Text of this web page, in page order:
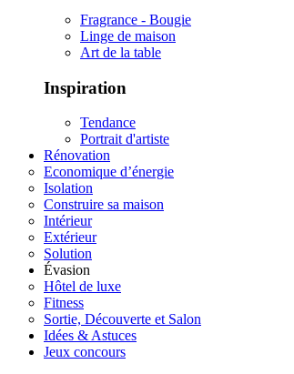
Fragrance - Bougie
Linge de maison
Art de la table
Inspiration
Tendance
Portrait d'artiste
Rénovation
Economique d’énergie
Isolation
Construire sa maison
Intérieur
Extérieur
Solution
Évasion
Hôtel de luxe
Fitness
Sortie, Découverte et Salon
Idées & Astuces
Jeux concours